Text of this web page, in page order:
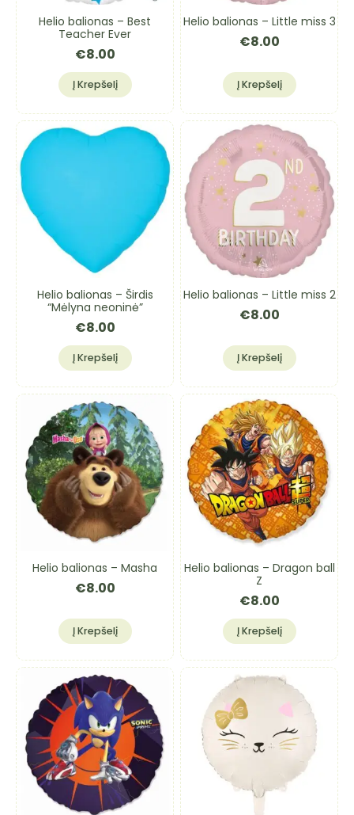
Helio balionas – Best
Teacher Ever
€8.00
Į Krepšelį
Helio balionas – Little miss 3
€8.00
Į Krepšelį
Helio balionas – Širdis
“Mėlyna neoninė”
€8.00
Į Krepšelį
Helio balionas – Little miss 2
€8.00
Į Krepšelį
Helio balionas – Masha
€8.00
Į Krepšelį
Helio balionas – Dragon ball
Z
€8.00
Į Krepšelį